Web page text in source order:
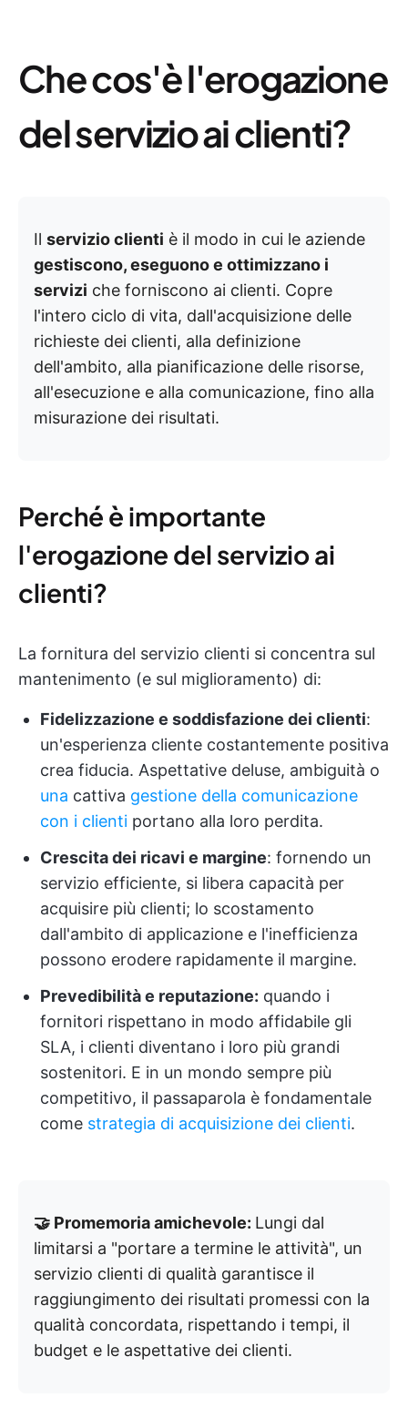
Che cos'è l'erogazione
del servizio ai clienti?
Il servizio clienti è il modo in cui le aziende
gestiscono, eseguono e ottimizzano i
servizi che forniscono ai clienti. Copre
l'intero ciclo di vita, dall'acquisizione delle
richieste dei clienti, alla definizione
dell'ambito, alla pianificazione delle risorse,
all'esecuzione e alla comunicazione, fino alla
misurazione dei risultati.
Perché è importante
l'erogazione del servizio ai
clienti?
La fornitura del servizio clienti si concentra sul
mantenimento (e sul miglioramento) di:
Fidelizzazione e soddisfazione dei clienti:
un'esperienza cliente costantemente positiva
crea fiducia. Aspettative deluse, ambiguità o
una cattiva gestione della comunicazione
con i clienti portano alla loro perdita.
Crescita dei ricavi e margine: fornendo un
servizio efficiente, si libera capacità per
acquisire più clienti; lo scostamento
dall'ambito di applicazione e l'inefficienza
possono erodere rapidamente il margine.
Prevedibilità e reputazione: quando i
fornitori rispettano in modo affidabile gli
SLA, i clienti diventano i loro più grandi
sostenitori. E in un mondo sempre più
competitivo, il passaparola è fondamentale
come strategia di acquisizione dei clienti.
🤝 Promemoria amichevole: Lungi dal
limitarsi a "portare a termine le attività", un
servizio clienti di qualità garantisce il
raggiungimento dei risultati promessi con la
qualità concordata, rispettando i tempi, il
budget e le aspettative dei clienti.